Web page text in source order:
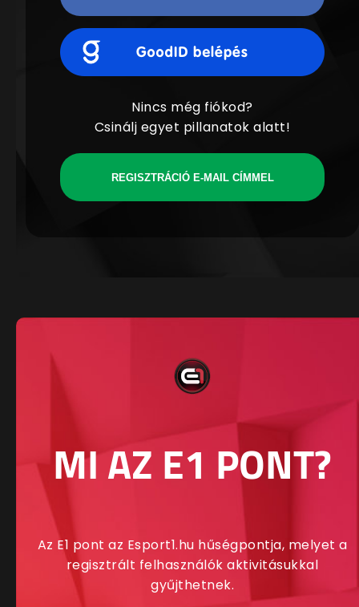
Nincs még fiókod?
Csinálj egyet pillanatok alatt!
REGISZTRÁCIÓ E-MAIL CÍMMEL
MI AZ E1 PONT?
Az E1 pont az Esport1.hu hűségpontja, melyet a
regisztrált felhasználók aktivitásukkal
gyűjthetnek.